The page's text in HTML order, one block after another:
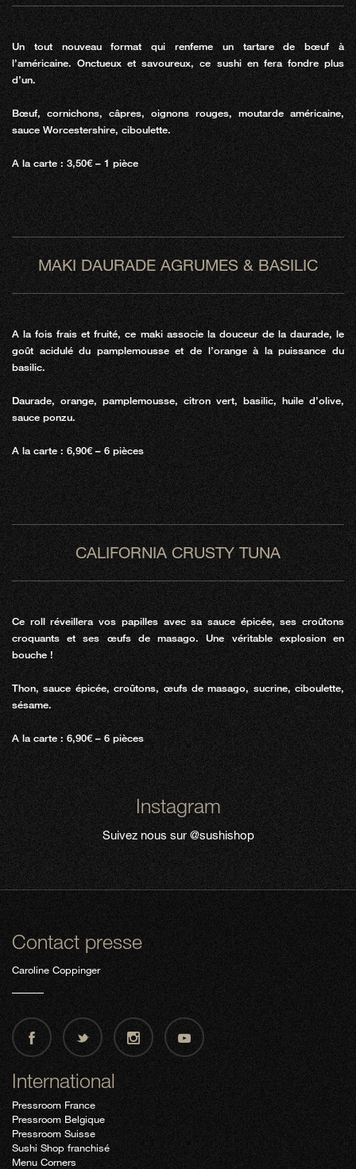
Un tout nouveau format qui renfeme un tartare de bœuf à
l’américaine. Onctueux et savoureux, ce sushi en fera fondre plus
d’un.
Bœuf, cornichons, câpres, oignons rouges, moutarde américaine,
sauce Worcestershire, ciboulette.
A la carte : 3,50€ – 1 pièce
MAKI DAURADE AGRUMES & BASILIC
A la fois frais et fruité, ce maki associe la douceur de la daurade, le
goût acidulé du pamplemousse et de l’orange à la puissance du
basilic.
Daurade, orange, pamplemousse, citron vert, basilic, huile d’olive,
sauce ponzu.
A la carte : 6,90€ – 6 pièces
CALIFORNIA CRUSTY TUNA
Ce roll réveillera vos papilles avec sa sauce épicée, ses croûtons
croquants et ses œufs de masago. Une véritable explosion en
bouche !
Thon, sauce épicée, croûtons, œufs de masago, sucrine, ciboulette,
sésame.
A la carte : 6,90€ – 6 pièces
Instagram
Suivez nous sur@sushishop
Contact presse
Caroline Coppinger
International
Pressroom France
Pressroom Belgique
Pressroom Suisse
Sushi Shop franchisé
Menu Corners